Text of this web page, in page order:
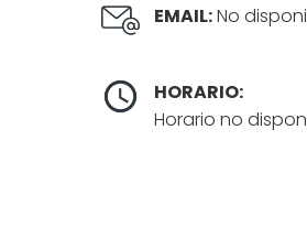
EMAIL:No
HORARIO:
Horario no